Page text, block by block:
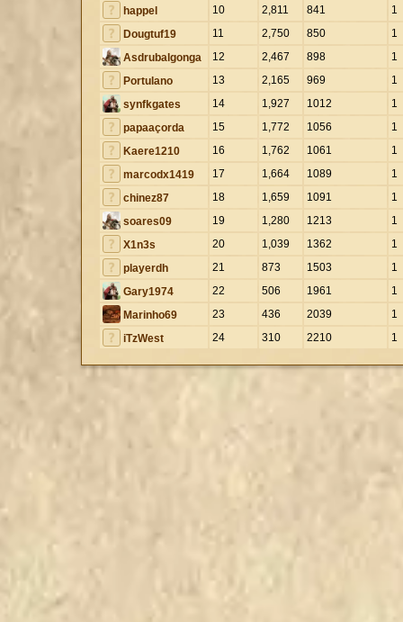
happel
10 2,811 841
1
Dougtuf19
11 2,750 850
1
Asdrubalgonga
12 2,467 898
1
Portulano
13 2,165 969
1
synfkgates
14 1,927 1012
1
papaaçorda
15 1,772 1056
1
Kaere1210
16 1,762 1061
1
marcodx1419
17 1,664 1089
1
chinez87
18 1,659 1091
1
soares09
19 1,280 1213
1
X1n3s
20 1,039 1362
1
playerdh
21 873 1503
1
Gary1974
22 506 1961
1
Marinho69
23 436 2039
1
iTzWest
24 310 2210 1